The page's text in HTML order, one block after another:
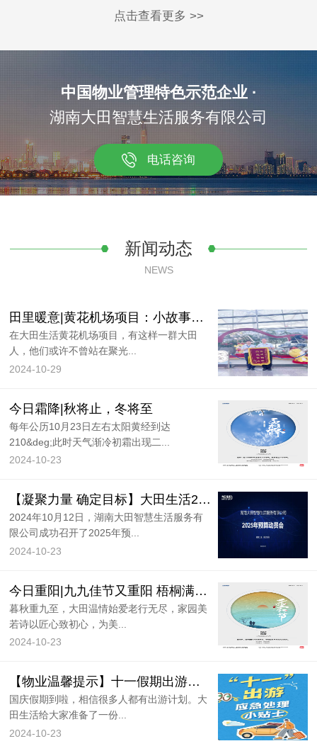
点击查看更多 >>
中国物业管理特色示范企业 ·
湖南大田智慧生活服务有限公司
电话咨询
新闻动态
NEWS
田里暖意|黄花机场项目：小故事大感动，机场里的温情时刻
在大田生活黄花机场项目，有这样一群大田
人，他们或许不曾站在聚光...
2024-10-29
今日霜降|秋将止，冬将至
每年公历10月23日左右太阳黄经到达
210&deg;此时天气渐冷初霜出现二...
2024-10-23
【凝聚力量 确定目标】大田生活2025年预算动员培训会圆满召开！
2024年10月12日，湖南大田智慧生活服务有
限公司成功召开了2025年预...
2024-10-23
今日重阳|九九佳节又重阳 梧桐满枝菊酒香
暮秋重九至，大田温情始爱老行无尽，家园美
若诗以匠心致初心，为美...
2024-10-23
【物业温馨提示】十一假期出游，这些应急安全小贴士快收藏！
国庆假期到啦，相信很多人都有出游计划。大
田生活给大家准备了一份...
2024-10-23